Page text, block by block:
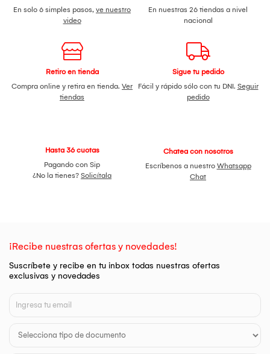
En solo 6 simples pasos, ve nuestro
video
En nuestras 26 tiendas a nivel
nacional
Retiro en tienda
Compra online y retira en tienda. Ver
tiendas
Sigue tu pedido
Fácil y rápido sólo con tu DNI. Seguir
pedido
Hasta 36 cuotas
Pagando con Sip
¿No la tienes? Solicítala
Chatea con nosotros
Escríbenos a nuestro Whatsapp
Chat
¡Recibe nuestras ofertas y novedades!
Suscríbete y recibe en tu inbox todas nuestras ofertas
exclusivas y novedades